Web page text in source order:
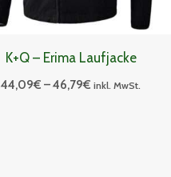
K+Q – Erima Laufjacke
44,09€ –46,79€ inkl. MwSt.